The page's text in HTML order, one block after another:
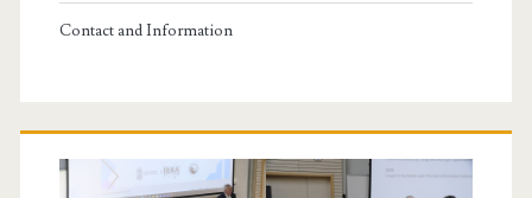
Contact and Information